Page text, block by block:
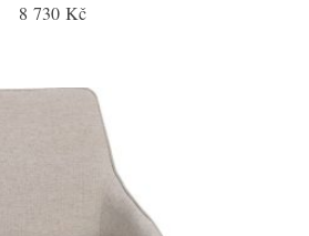
8 730 Kč